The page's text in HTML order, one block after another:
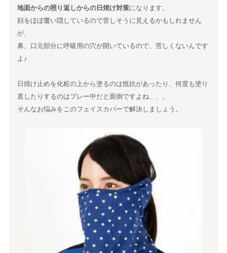
地面からの照り返しからの日焼け対策になります。
顔をほぼ覆い隠しているので苦しそうに見えるかもしれません
が、
鼻、口元部分に呼吸用の穴が開いているので、苦しくないんです
よ♪
日焼け止めを化粧の上から塗るのは抵抗があったり、何度も塗り
直したりするのはプレー中だと面倒ですよね、、。
そんなお悩みをこのフェイスカバーで解決しましょう。